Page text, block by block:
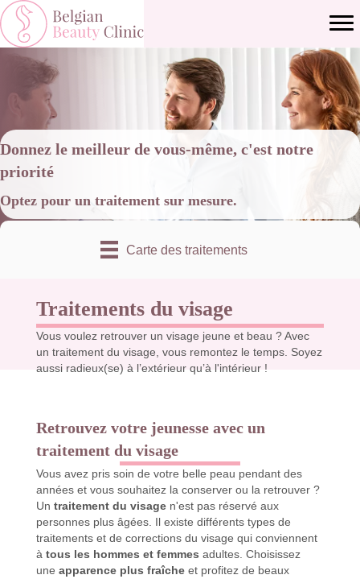
Donnez le meilleur de vous-même, c'est notre
priorité
Optez pour un traitement sur mesure.
Carte des traitements
Traitements du visage
Vous voulez retrouver un visage jeune et beau ? Avec
un traitement du visage, vous remontez le temps. Soyez
aussi radieux(se) à l’extérieur qu’à l'intérieur !
Retrouvez votre jeunesse avec un
traitement du visage
Vous avez pris soin de votre belle peau pendant des
années et vous souhaitez la conserver ou la retrouver ?
Un traitement du visagen'est pas réservé aux
personnes plus âgées. Il existe différents types de
traitements et de corrections du visage qui conviennent
à tous les hommes et femmes adultes. Choisissez
une apparence plus fraîcheet profitez de beaux